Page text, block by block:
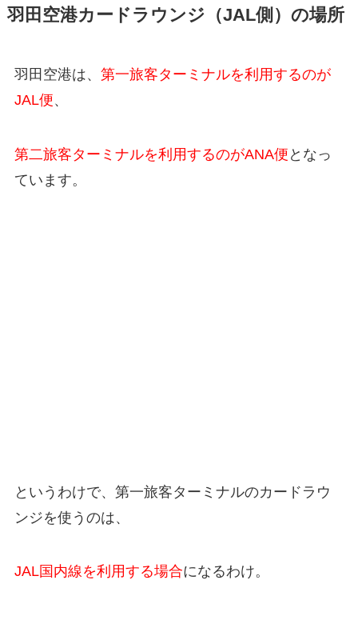
羽田空港カードラウンジ（JAL側）の場所
羽田空港は、 第一旅客ターミナルを利用するのが
JAL便、
第二旅客ターミナルを利用するのがANA便 となっ
ています。
というわけで、第一旅客ターミナルのカードラウ
ンジを使うのは、
JAL国内線を利用する場合になるわけ。